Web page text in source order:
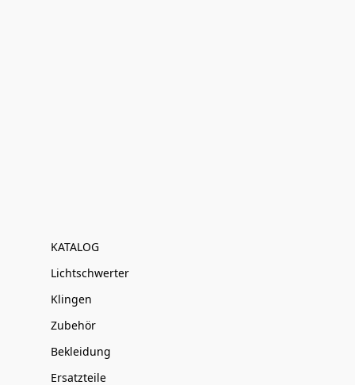
KATALOG
Lichtschwerter
Klingen
Zubehör
Bekleidung
Ersatzteile